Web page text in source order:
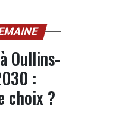
Oullins-
:
choix ?